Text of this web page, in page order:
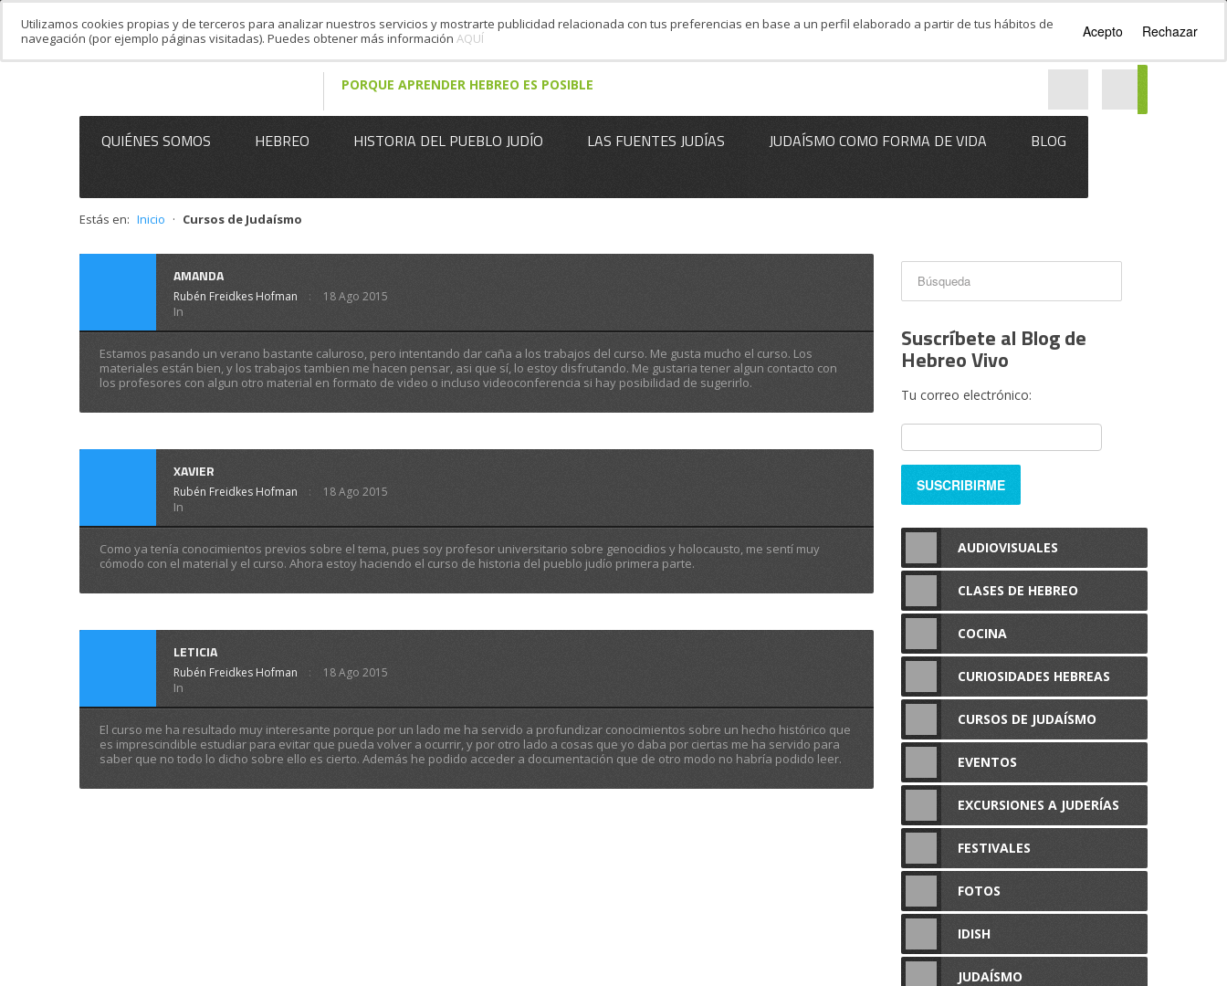
PORQUE APRENDER HEBREO ES POSIBLE
QUIÉNES SOMOS HEBREO HISTORIA DEL PUEBLO JUDÍO LAS FUENTES JUDÍAS JUDAÍSMO COMO FORMA DE VIDA BLOG
Estás en: Inicio · Cursos de Judaísmo
AMANDA
Rubén Freidkes Hofman 18 Ago 2015
In
Estamos pasando un verano bastante caluroso, pero intentando dar caña a los trabajos del curso. Me gusta mucho el curso. Los
materiales están bien, y los trabajos tambien me hacen pensar, asi que sí, lo estoy disfrutando. Me gustaria tener algun contacto con
los profesores con algun otro material en formato de video o incluso videoconferencia si hay posibilidad de sugerirlo.
XAVIER
Rubén Freidkes Hofman 18 Ago 2015
In
Como ya tenía conocimientos previos sobre el tema, pues soy profesor universitario sobre genocidios y holocausto, me sentí muy
cómodo con el material y el curso. Ahora estoy haciendo el curso de historia del pueblo judío primera parte.
LETICIA
Rubén Freidkes Hofman 18 Ago 2015
In
El curso me ha resultado muy interesante porque por un lado me ha servido a profundizar conocimientos sobre un hecho histórico que
es imprescindible estudiar para evitar que pueda volver a ocurrir, y por otro lado a cosas que yo daba por ciertas me ha servido para
saber que no todo lo dicho sobre ello es cierto. Además he podido acceder a documentación que de otro modo no habría podido leer.
Suscríbete al Blog de
Hebreo Vivo
Tu correo electrónico:
AUDIOVISUALES
CLASES DE HEBREO
COCINA
CURIOSIDADES HEBREAS
CURSOS DE JUDAÍSMO
EVENTOS
EXCURSIONES A JUDERÍAS
FESTIVALES
FOTOS
IDISH
JUDAÍSMO
Utilizamos cookies propias y de terceros para analizar nuestros servicios y mostrarte publicidad relacionada con tus preferencias en base a un perfil elaborado a partir de tus hábitos de
navegación (por ejemplo páginas visitadas). Puedes obtener más información AQUÍ Acepto Rechazar